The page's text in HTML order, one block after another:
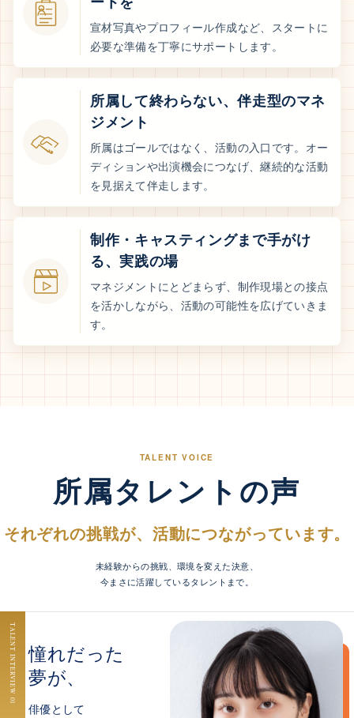
宣材写真やプロフィール作成など、スタートに
必要な準備を丁寧にサポートします。
所属して終わらない、伴走型のマネ
ジメント
所属はゴールではなく、活動の入口です。オー
ディションや出演機会につなげ、継続的な活動
を見据えて伴走します。
制作・キャスティングまで手がけ
る、実践の場
マネジメントにとどまらず、制作現場との接点
を活かしながら、活動の可能性を広げていきま
す。
TALENT VOICE
所属タレントの声
それぞれの挑戦が、活動につながっています。
未経験からの挑戦、環境を変えた決意、
今まさに活躍しているタレントまで。
TALENT INTERVIEW 01 憧れだった
夢が、
俳優として